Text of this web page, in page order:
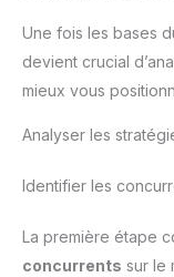
Une fois les bases
devient crucial
mieux vous
Analyser les
Identifier les
La première étape
concurrents sur le